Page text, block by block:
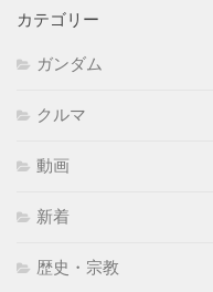
カテゴリー
ガンダム
クルマ
動画
新着
歴史・宗教